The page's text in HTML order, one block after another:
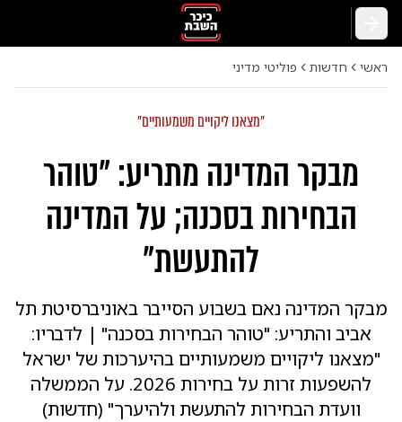
ראשי חדשות פוליטי מדיני
"מצאנו ליקויים משמעותיים"
מבקר המדינה מתריע: "טוהר
הבחירות בסכנה; על המדינה
להתעשת"
מבקר המדינה נאם בשבוע הסייבר באוניברסיטת תל
אביב והתריע: "טוהר הבחירות בסכנה" | לדבריו:
"מצאנו ליקויים משמעותיים בהיערכות של ישראל
להשפעות זרות על בחירות 2026. על הממשלה
וועדת הבחירות להתעשת ולהיערך" (חדשות)